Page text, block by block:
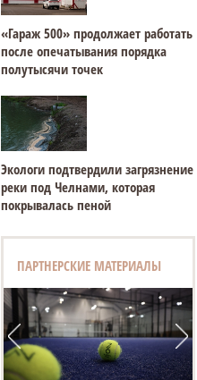
«Гараж 500» продолжает работать
после опечатывания порядка
полутысячи точек
Экологи подтвердили загрязнение
реки под Челнами, которая
покрывалась пеной
ПАРТНЕРСКИЕ МАТЕРИАЛЫ